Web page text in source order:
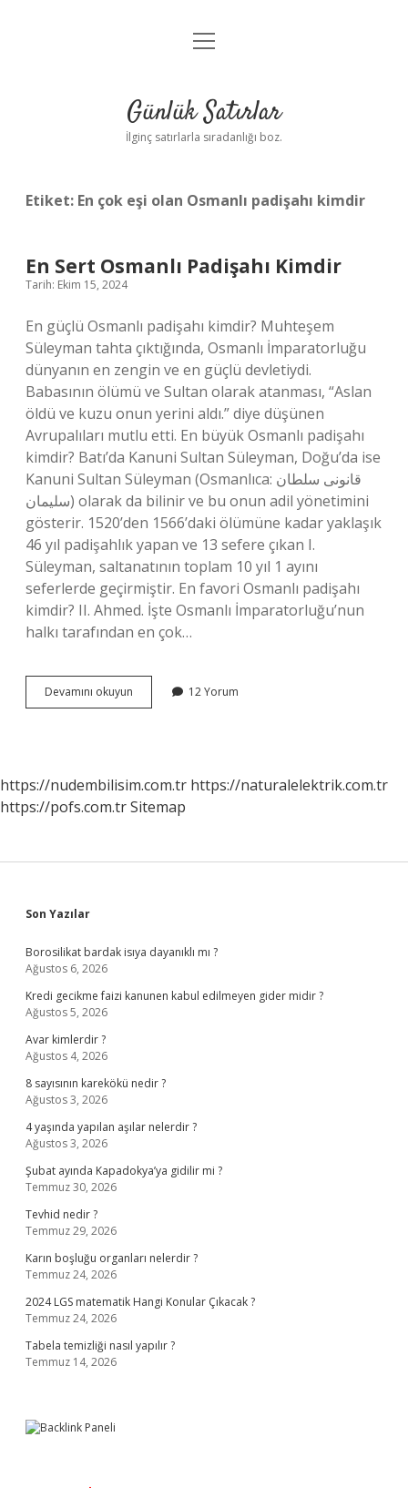
Anasayfa
Yasal Uyarı
menüyü
Günlük Satırlar
İlginç satırlarla sıradanlığı boz.
Etiket: En çok eşi olan Osmanlı padişahı kimdir
En Sert Osmanlı Padişahı Kimdir
Tarih: Ekim 15, 2024
En güçlü Osmanlı padişahı kimdir? Muhteşem
Süleyman tahta çıktığında, Osmanlı İmparatorluğu
dünyanın en zengin ve en güçlü devletiydi.
Babasının ölümü ve Sultan olarak atanması, “Aslan
öldü ve kuzu onun yerini aldı.” diye düşünen
Avrupalıları mutlu etti. En büyük Osmanlı padişahı
kimdir? Batı’da Kanuni Sultan Süleyman, Doğu’da ise
Kanuni Sultan Süleyman (Osmanlıca: قانونى سلطان
سليمان) olarak da bilinir ve bu onun adil yönetimini
gösterir. 1520’den 1566’daki ölümüne kadar yaklaşık
46 yıl padişahlık yapan ve 13 sefere çıkan I.
Süleyman, saltanatının toplam 10 yıl 1 ayını
seferlerde geçirmiştir. En favori Osmanlı padişahı
kimdir? II. Ahmed. İşte Osmanlı İmparatorluğu’nun
halkı tarafından en çok…
Devamını okuyun
Sert
12 Yorum
https://nudembilisim.com.tr https://naturalelektrik.com.tr
https://pofs.com.trSitemap
Sidebar
Son Yazılar
Borosilikat bardak isıya dayanıklı mı ?
Ağustos 6, 2026
Kredi gecikme faizi kanunen kabul edilmeyen gider midir ?
Ağustos 5, 2026
Avar kimlerdir ?
Ağustos 4, 2026
8 sayısının karekökü nedir ?
Ağustos 3, 2026
4 yaşında yapılan aşılar nelerdir ?
Ağustos 3, 2026
Şubat ayında Kapadokya’ya gidilir mi ?
Temmuz 30, 2026
Tevhid nedir ?
Temmuz 29, 2026
Karın boşluğu organları nelerdir ?
Temmuz 24, 2026
2024 LGS matematik Hangi Konular Çıkacak ?
Temmuz 24, 2026
Tabela temizliği nasıl yapılır ?
Temmuz 14, 2026